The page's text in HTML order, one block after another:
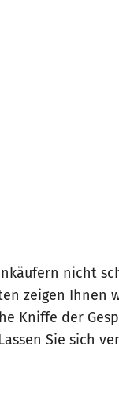
nicht
zeigen Ihnen
Kniffe der
Sie sich